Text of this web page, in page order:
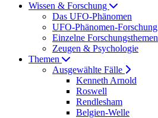
Wissen & Forschung
Das UFO-Phänomen
UFO-Phänomen-Forschung
Einzelne Forschungsthemen
Zeugen & Psychologie
Themen
Ausgewählte Fälle
Kenneth Arnold
Roswell
Rendlesham
Belgien-Welle